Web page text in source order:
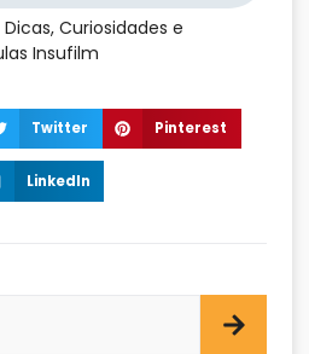
Curiosidades e
Insufilm
Twitter Pinterest
LinkedIn